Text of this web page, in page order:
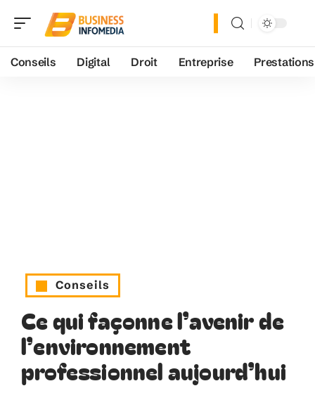
Conseils Digital Droit Entreprise Prestations
Conseils
Ce qui façonne l’avenir de
l’environnement
professionnel aujourd’hui